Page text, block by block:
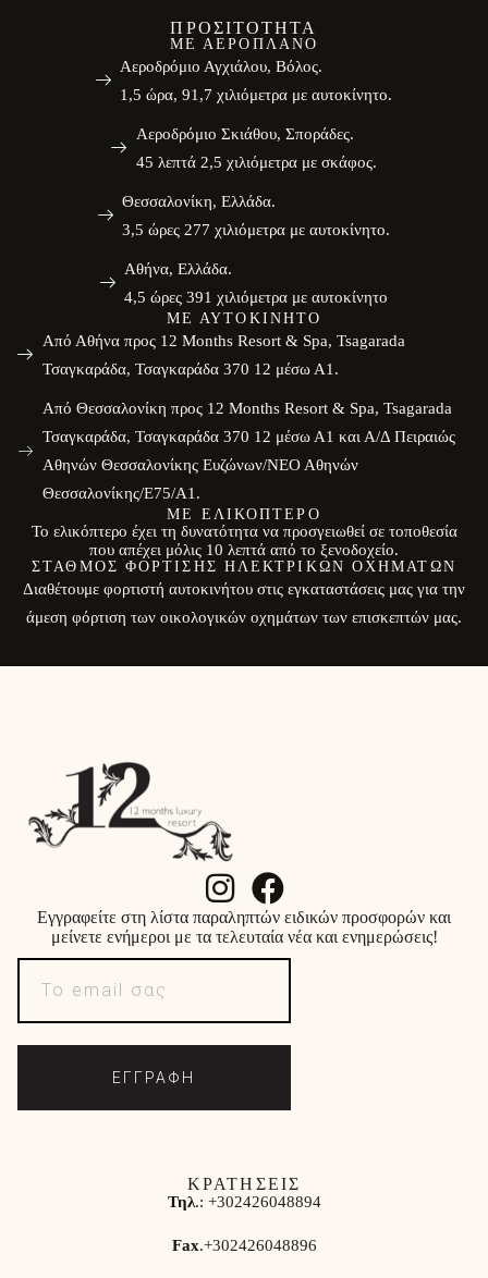
ΠΡΟΣΙΤΌΤΗΤΑ
ΜΕ ΑΕΡΟΠΛΆΝΟ
Αεροδρόμιο Αγχιάλου, Βόλος.
1,5 ώρα, 91,7 χιλιόμετρα με αυτοκίνητο.
Αεροδρόμιο Σκιάθου, Σποράδες.
45 λεπτά 2,5 χιλιόμετρα με σκάφος.
Θεσσαλονίκη, Ελλάδα.
3,5 ώρες 277 χιλιόμετρα με αυτοκίνητο.
Αθήνα, Ελλάδα.
4,5 ώρες 391 χιλιόμετρα με αυτοκίνητο
ΜΕ ΑΥΤΟΚΊΝΗΤΟ
Από Αθήνα προς 12 Months Resort & Spa, Tsagarada
Τσαγκαράδα, Τσαγκαράδα 370 12 μέσω Α1.
Από Θεσσαλονίκη προς 12 Months Resort & Spa, Tsagarada
Τσαγκαράδα, Τσαγκαράδα 370 12 μέσω Α1 και Α/Δ Πειραιώς
Αθηνών Θεσσαλονίκης Ευζώνων/ΝΕΟ Αθηνών
Θεσσαλονίκης/E75/Α1.
ΜΕ ΕΛΙΚΌΠΤΕΡΟ
Το ελικόπτερο έχει τη δυνατότητα να προσγειωθεί σε τοποθεσία
που απέχει μόλις 10 λεπτά από το ξενοδοχείο.
ΣΤΑΘΜΌΣ ΦΌΡΤΙΣΗΣ ΗΛΕΚΤΡΙΚΏΝ ΟΧΗΜΆΤΩΝ
Διαθέτουμε φορτιστή αυτοκινήτου στις εγκαταστάσεις μας για την
άμεση φόρτιση των οικολογικών οχημάτων των επισκεπτών μας.
Εγγραφείτε στη λίστα παραληπτών ειδικών προσφορών και
μείνετε ενήμεροι με τα τελευταία νέα και ενημερώσεις!
ΕΓΓΡΑΦΗ
ΚΡΑΤΗΣΕΙΣ
Τηλ.: +302426048894
Fax.+302426048896